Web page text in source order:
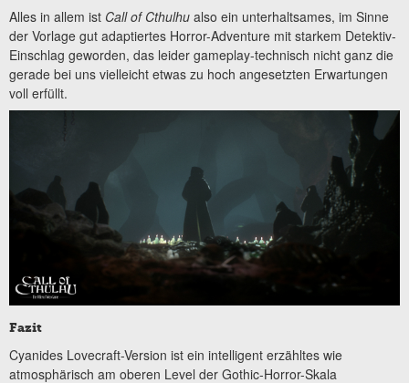
Alles in allem ist Call of Cthulhu also ein unterhaltsames, im Sinne
der Vorlage gut adaptiertes Horror-Adventure mit starkem Detektiv-
Einschlag geworden, das leider gameplay-technisch nicht ganz die
gerade bei uns vielleicht etwas zu hoch angesetzten Erwartungen
voll erfüllt.
Fazit
Cyanides Lovecraft-Version ist ein intelligent erzähltes wie
atmosphärisch am oberen Level der Gothic-Horror-Skala